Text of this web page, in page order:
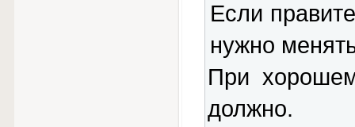
Если
нужно
При
должно.